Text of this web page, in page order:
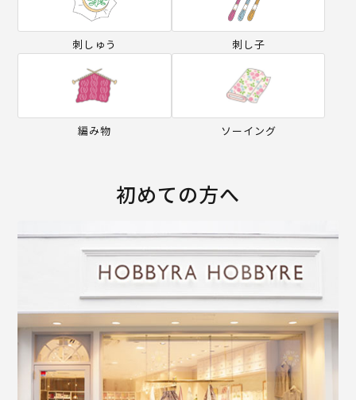
刺しゅう 刺し子
編み物 ソーイング
初めての方へ